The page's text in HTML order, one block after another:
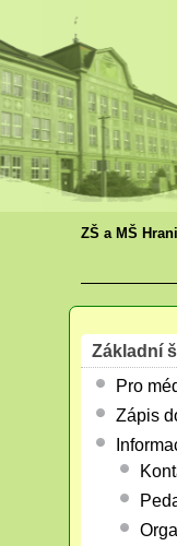
ZŠ a MŠ
Základní
Pro
Zápis